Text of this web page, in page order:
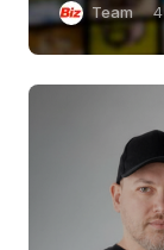
Team 4